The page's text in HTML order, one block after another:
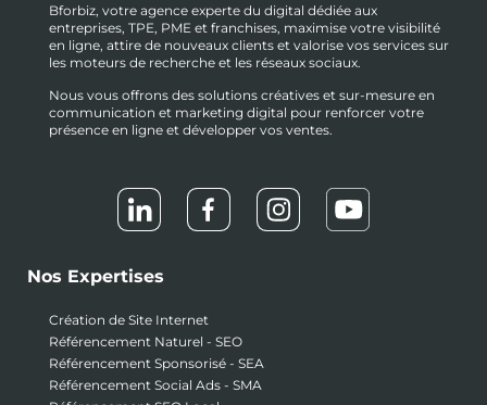
Bforbiz, votre agence experte du digital dédiée aux
entreprises, TPE, PME et franchises, maximise votre visibilité
en ligne, attire de nouveaux clients et valorise vos services sur
les moteurs de recherche et les réseaux sociaux.
Nous vous offrons des solutions créatives et sur-mesure en
communication et marketing digital pour renforcer votre
présence en ligne et développer vos ventes.
Nos Expertises
Création de Site Internet
Référencement Naturel - SEO
Référencement Sponsorisé - SEA
Référencement Social Ads - SMA